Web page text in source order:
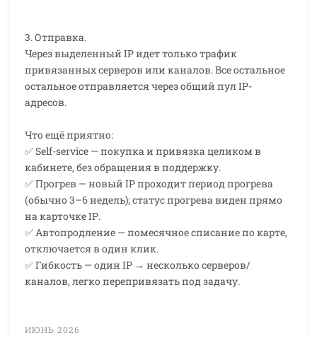
3. Отправка.
Через выделенный IP идет только трафик
привязанных серверов или каналов. Все остальное
остальное отправляется через общий пул IP-
адресов.
Что ещё приятно:
✅ Self-service — покупка и привязка целиком в
кабинете, без обращения в поддержку.
✅ Прогрев — новый IP проходит период прогрева
(обычно 3–6 недель); статус прогрева виден прямо
на карточке IP.
✅ Автопродление — помесячное списание по карте,
отключается в один клик.
✅ Гибкость — один IP → несколько серверов/
каналов, легко перепривязать под задачу.
ИЮНЬ 2026